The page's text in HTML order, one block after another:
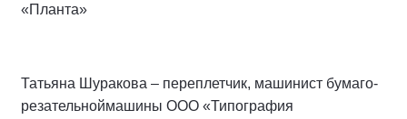
«Планта»
Татьяна Шуракова – переплетчик, машинист бумаго-
резательноймашины ООО «Типография